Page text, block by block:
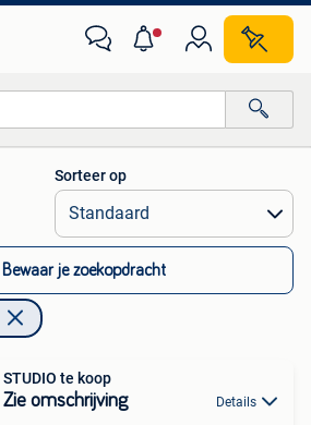
Alle afstanden…
Sorteer op
Bewaar je zoekopdracht
STUDIO te koop
Zie omschrijving Details